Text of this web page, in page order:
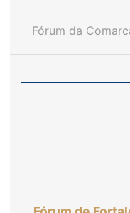
Fórum da